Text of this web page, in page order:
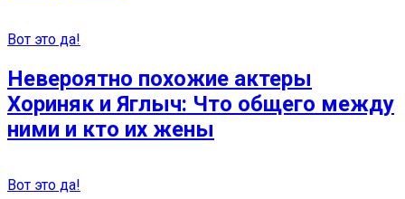
Вот это да!
Невероятно похожие актеры
Хориняк и Яглыч: Что общего между
ними и кто их жены
Вот это да!